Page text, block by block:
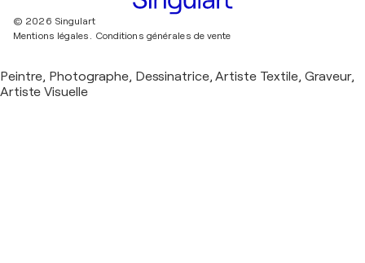
© 2026 Singulart
Mentions légales.
Conditions générales de vente
Peintre, Photographe, Dessinatrice, Artiste Textile, Graveur,
Artiste Visuelle